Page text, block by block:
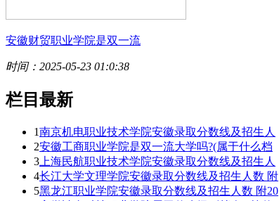
安徽财贸职业学院是双一流
时间：2025-05-23 01:0:38
栏目最新
1南京机电职业技术学院安徽录取分数线及招生人
2安徽工商职业学院是双一流大学吗?(属于什么档
3 上海民航职业技术学院安徽录取分数线及招生人
4长江大学文理学院安徽录取分数线及招生人数 附
5黑龙江职业学院安徽录取分数线及招生人数 附20